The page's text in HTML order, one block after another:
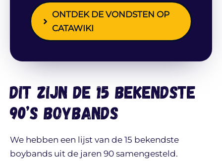
ONTDEK DE VONDSTEN OP
CATAWIKI
Dit zijn de 15 bekendste
90’s boybands
We hebben een lijst van de 15 bekendste
boybands uit de jaren 90 samengesteld.